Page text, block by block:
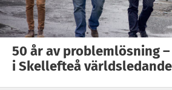
50 år av problemlösning
i Skellefteå världsledande